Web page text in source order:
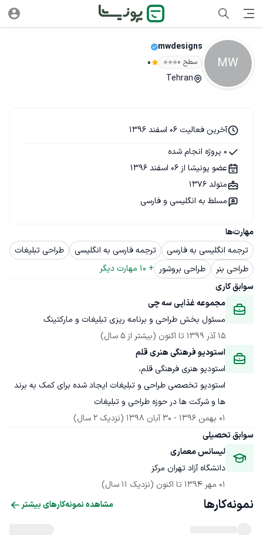
MW
mwdesigns
سطح ۰ 0
Tehran
مهارت‌ها
ترجمه انگلیسی به فارسی
ترجمه فارسی به انگلیسی
طراحی تبلیغات
طراحی بنر
طراحی بروشور +
10 مهارت دیگر
سوابق کاری
مجموعه غذایی سه چی
مسئول بخش طراحی و برنامه ریزی تبلیغات و مارکتینگ
15 آذر 1399
تا اکنون (بیشتر از 5 سال)
استودیو فرهنگی هنری قلم
استودیو تخصصی طراحی و تبلیغات ایجاد شده برای کمک به برند
ها و شرکت ها در حوزه طراحی و تبلیغات
01 بهمن 1396
- 30 آبان 1398
(نزدیک 2 سال)
سوابق تحصیلی
لیسانس معماری
دانشگاه آزاد تهران مرکز
01 مهر 1394
تا اکنون (نزدیک 11 سال)
آخرین فعالیت 06 اسفند 1396
0 پروژه انجام شده
عضو پونیشا از 06 اسفند 1396
متولد 1376
مسلط به انگلیسی و فارسی
نمونه‌کارها مشاهده نمونه‌کارهای بیشتر